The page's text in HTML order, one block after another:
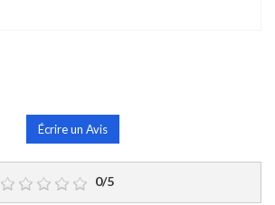
Écrire un Avis
0/5